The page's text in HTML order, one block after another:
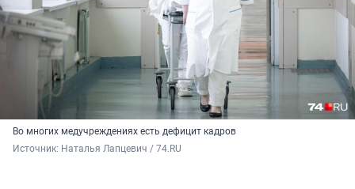
Во многих медучреждениях есть дефицит кадров
Источник: Наталья Лапцевич / 74.RU